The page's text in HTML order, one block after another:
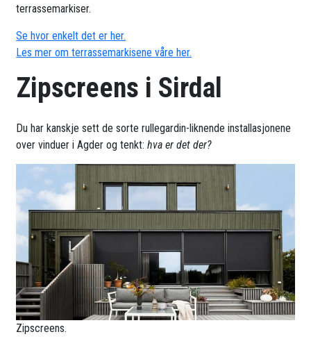
terrassemarkiser.
Se hvor enkelt det er her.
Les mer om terrassemarkisene våre her.
Zipscreens i Sirdal
Du har kanskje sett de sorte rullegardin-liknende installasjonene
over vinduer i Agder og tenkt:hva er det der?
Zipscreens.